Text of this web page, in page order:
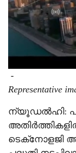
-
Representative
ന്യൂഡല്‍ഹി:
ടെക്‌നോളജി